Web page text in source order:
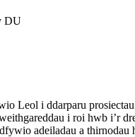
Leol i ddarparu
i roi hwb i’r
adeiladau a